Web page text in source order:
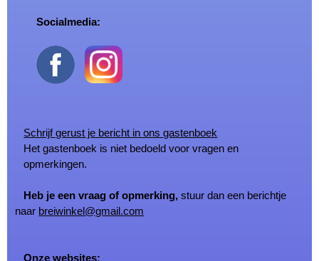
Socialmedia:
Schrijf gerust je bericht in ons gastenboek
Het gastenboek is niet bedoeld voor vragen en
opmerkingen.
Heb je een vraag of opmerking, stuur dan een berichtje
naar breiwinkel@gmail.com
Onze websites: